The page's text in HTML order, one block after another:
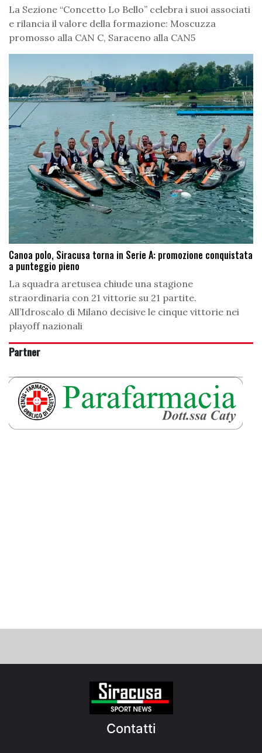
La Sezione “Concetto Lo Bello” celebra i suoi associati
e rilancia il valore della formazione: Moscuzza
promosso alla CAN C, Saraceno alla CAN5
Canoa polo, Siracusa torna in Serie A: promozione conquistata
a punteggio pieno
La squadra aretusea chiude una stagione
straordinaria con 21 vittorie su 21 partite.
All’Idroscalo di Milano decisive le cinque vittorie nei
playoff nazionali
Partner
Contatti